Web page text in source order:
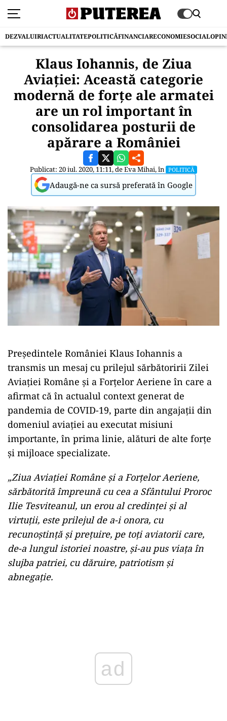
DEZVALUIRIACTUALITATEPOLITICĂFINANCIARECONOMIESOCIAL
Klaus Iohannis, de Ziua
Aviației: Această categorie
modernă de forțe ale armatei
are un rol important în
consolidarea posturii de
apărare a României
Publicat: 20 iul. 2020, 11:11, deEva Mihai, în POLITICĂ
Adaugă-ne ca sursă preferată în Google
Președintele României Klaus Iohannis a
transmis un mesaj cu prilejul sărbătoririi Zilei
Aviației Române și a Forțelor Aeriene în care a
afirmat că în actualul context generat de
pandemia de COVID-19, parte din angajații din
domeniul aviației au executat misiuni
importante, în prima linie, alături de alte forțe
și mijloace specializate.
„Ziua Aviației Române și a Forțelor Aeriene,
sărbătorită împreună cu cea a Sfântului Proroc
Ilie Tesviteanul, un erou al credinței și al
virtuții, este prilejul de a-i onora, cu
recunoștință și prețuire, pe toți aviatorii care,
de-a lungul istoriei noastre, și-au pus viața în
slujba patriei, cu dăruire, patriotism și
abnegație.